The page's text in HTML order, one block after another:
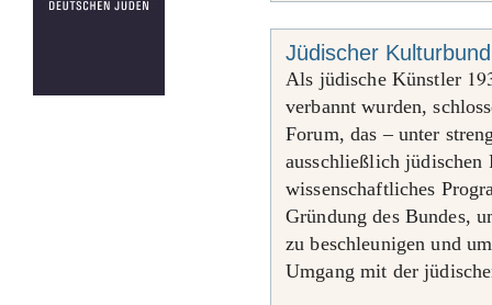
Jüdischer
Als jüdische Künstler
verbannt wurden,
Forum, das – unter
ausschließlich
wissenschaftliches
Gründung des Bundes,
zu beschleunigen und
Umgang mit der